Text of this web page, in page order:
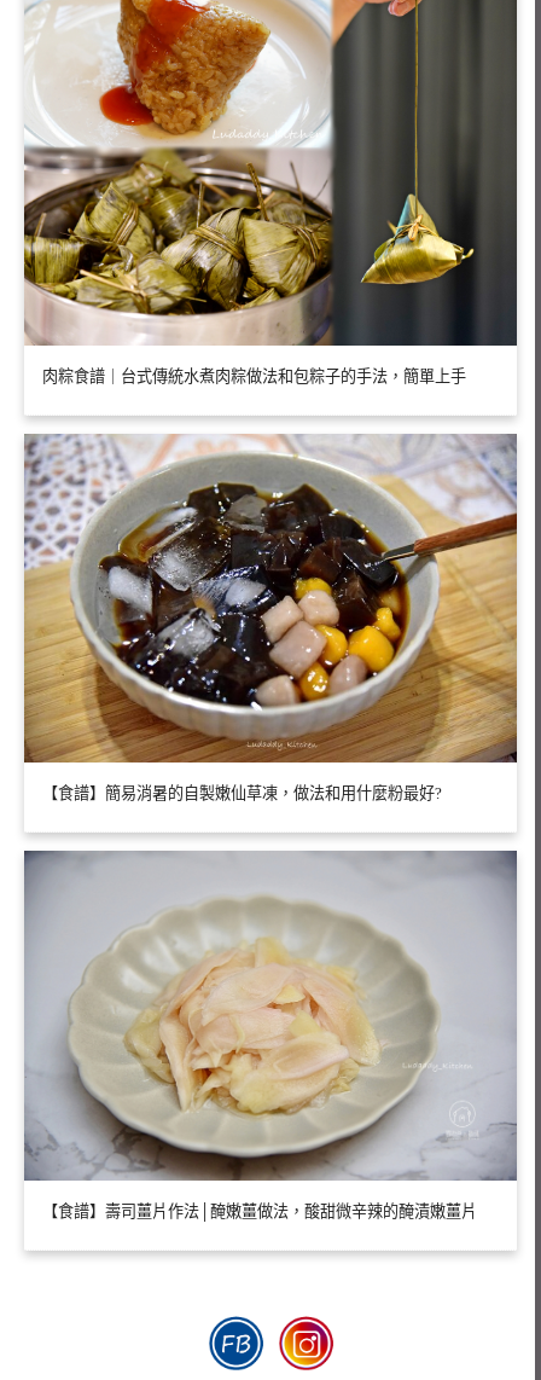
肉粽食譜｜台式傳統水煮肉粽做法和包粽子的手法，簡單上手
【食譜】簡易消暑的自製嫩仙草凍，做法和用什麼粉最好?
【食譜】壽司薑片作法│醃嫩薑做法，酸甜微辛辣的醃漬嫩薑片